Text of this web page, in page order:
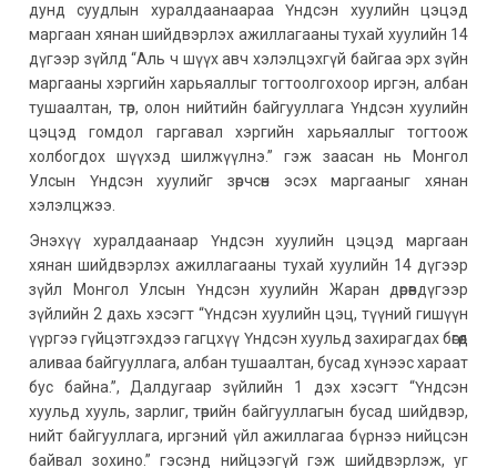
дунд суудлын хуралдаанаараа Үндсэн хуулийн цэцэд
маргаан хянан шийдвэрлэх ажиллагааны тухай хуулийн 14
дүгээр зүйлд “Аль ч шүүх авч хэлэлцэхгүй байгаа эрх зүйн
маргааны хэргийн харьяаллыг тогтоолгохоор иргэн, албан
тушаалтан, төр, олон нийтийн байгууллага Үндсэн хуулийн
цэцэд гомдол гаргавал хэргийн харьяаллыг тогтоож
холбогдох шүүхэд шилжүүлнэ.” гэж заасан нь Монгол
Улсын Үндсэн хуулийг зөрчсөн эсэх маргааныг хянан
хэлэлцжээ.
Энэхүү хуралдаанаар Үндсэн хуулийн цэцэд маргаан
хянан шийдвэрлэх ажиллагааны тухай хуулийн 14 дүгээр
зүйл Монгол Улсын Үндсэн хуулийн Жаран дөрөвдүгээр
зүйлийн 2 дахь хэсэгт “Үндсэн хуулийн цэц, түүний гишүүн
үүргээ гүйцэтгэхдээ гагцхүү Үндсэн хуульд захирагдах бөгөөд
аливаа байгууллага, албан тушаалтан, бусад хүнээс хараат
бус байна.”, Далдугаар зүйлийн 1 дэх хэсэгт “Үндсэн
хуульд хууль, зарлиг, төрийн байгууллагын бусад шийдвэр,
нийт байгууллага, иргэний үйл ажиллагаа бүрнээ нийцсэн
байвал зохино.” гэсэнд нийцээгүй гэж шийдвэрлэж, уг